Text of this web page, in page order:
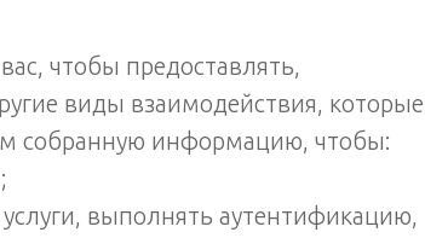
чтобы предоставлять,
виды взаимодействия, которые
собранную информацию, чтобы:
выполнять аутентификацию,